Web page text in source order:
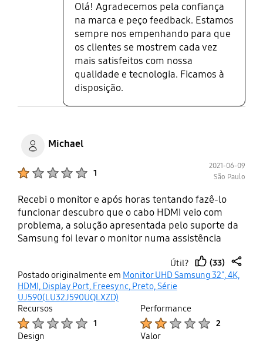
Olá! Agradecemos pela confiança
na marca e peço feedback. Estamos
sempre nos empenhando para que
os clientes se mostrem cada vez
mais satisfeitos com nossa
qualidade e tecnologia. Ficamos à
disposição.
Michael
1
2021-06-09
São Paulo
Recebi o monitor e após horas tentando fazê-lo
funcionar descubro que o cabo HDMI veio com
problema, a solução apresentada pelo suporte da
Samsung foi levar o monitor numa assistência
Levar um monitor desse tamanho para trocar um
cabo não faz sentido.... o custo para levar e buscar
o monitor é muito mais alto do que devolver
(acabei de receber) e comprar um monitor de uma
marca confiável. Vou continuar com os monitores
da Dell que nunca me deram problema.
Útil?
thumb
(33)
share
Postado originalmente em Monitor UHD Samsung 32", 4K,
HDMI, Display Port, Freesync, Preto, Série
UJ590(LU32J590UQLXZD)
Recursos
1
Performance
2
Design
Valor